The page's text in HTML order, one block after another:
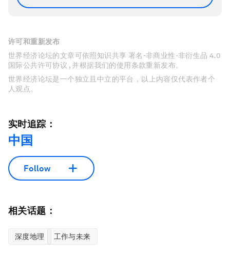
许可和重新发布
世界经济论坛的文章可依照知识共享 署名-非商业性-非衍生品 4.0
国际公共许可协议 , 并根据我们的使用条款重新发布。
世界经济论坛是一个独立且中立的平台，以上内容仅代表作者个
人观点。
实时追踪：
中国
Follow
相关话题：
深度地理 工作与未来